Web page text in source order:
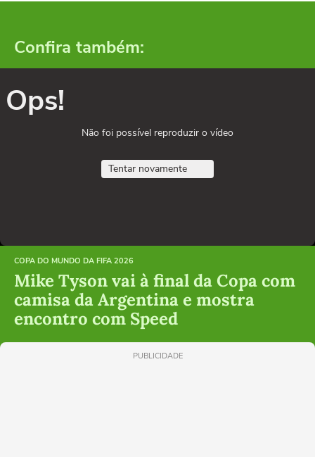
Confira também:
Ops!
Não foi possível reproduzir o vídeo
Tentar novamente
COPA DO MUNDO DA FIFA 2026
Mike Tyson vai à final da Copa com
camisa da Argentina e mostra
encontro com Speed
PUBLICIDADE